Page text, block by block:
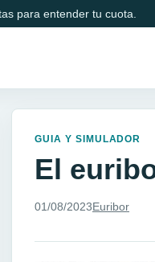
para entender tu cuota.
GUIA Y SIMULADOR
El
01/08/2023Euribor